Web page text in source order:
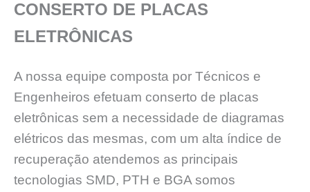
CONSERTO DE PLACAS
ELETRÔNICAS
A nossa equipe composta por Técnicos e
Engenheiros efetuam conserto de placas
eletrônicas sem a necessidade de diagramas
elétricos das mesmas, com um alta índice de
recuperação atendemos as principais
tecnologias SMD, PTH e BGA somos